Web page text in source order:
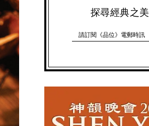
探尋經典之美